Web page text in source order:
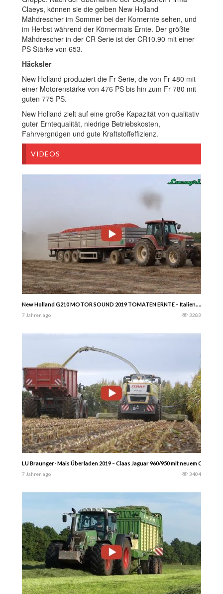
Claeys, können sie die gelben New Holland
Mähdrescher im Sommer bei der Kornernte sehen, und
im Herbst während der Körnermais Ernte. Der größte
Mähdrescher in der CR Serie ist der CR10.90 mit einer
PS Stärke von 653.
Häcksler
New Holland produziert die Fr Serie, die von Fr 480 mit
einer Motorenstärke von 476 PS bis hin zum Fr 780 mit
guten 775 PS.
New Holland zielt auf eine große Kapazität von qualitativ
guter Erntequalität, niedrige Betriebskosten,
Fahrvergnügen und gute Kraftstoffeffizienz.
VIDEOS
New Holland G210 MOTOR SOUND 2019 TOMATEN ERNTE – Italien……
7 Jahren ago 3283
LU Braunger- Mais Überladen 2019 – Claas Jaguar 960/950 mit neuem Claas
7 Jahren ago 3404